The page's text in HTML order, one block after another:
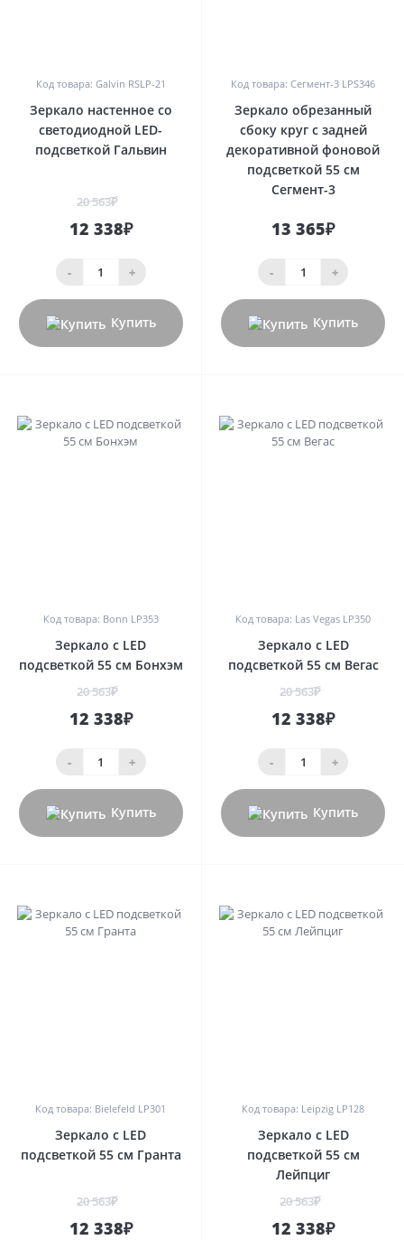
Код товара: Galvin RSLP-21
Зеркало настенное со
светодиодной LED-
подсветкой Гальвин
20 563₽
12 338₽
- +
Купить
Код товара: Сегмент-3 LPS346
Зеркало обрезанный
сбоку круг с задней
декоративной фоновой
подсветкой 55 см
Сегмент-3
13 365₽
- +
Купить
Код товара: Bonn LP353
Зеркало с LED
подсветкой 55 см Бонхэм
20 563₽
12 338₽
- +
Купить
Код товара: Las Vegas LP350
Зеркало с LED
подсветкой 55 см Вегас
20 563₽
12 338₽
- +
Купить
Код товара: Bielefeld LP301
Зеркало с LED
подсветкой 55 см Гранта
20 563₽
12 338₽
Код товара: Leipzig LP128
Зеркало с LED
подсветкой 55 см
Лейпциг
20 563₽
12 338₽